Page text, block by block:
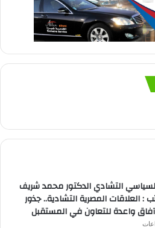
التشادي الدكتور محمد شريف
: العلاقات المصرية التشادية.. جذور
واعدة للتعاون في المستقبل